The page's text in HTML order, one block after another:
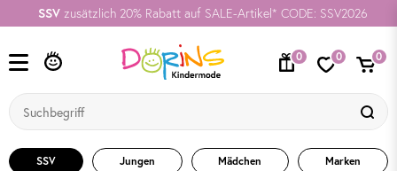
SSV zusätzlich 20% Rabatt auf SALE-Artikel* CODE: SSV2026
0 0 0
Jungen Mädchen
SSV Marken